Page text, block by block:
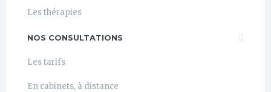
Les thérapies
NOS CONSULTATIONS
Les tarifs
En cabinets, à distance